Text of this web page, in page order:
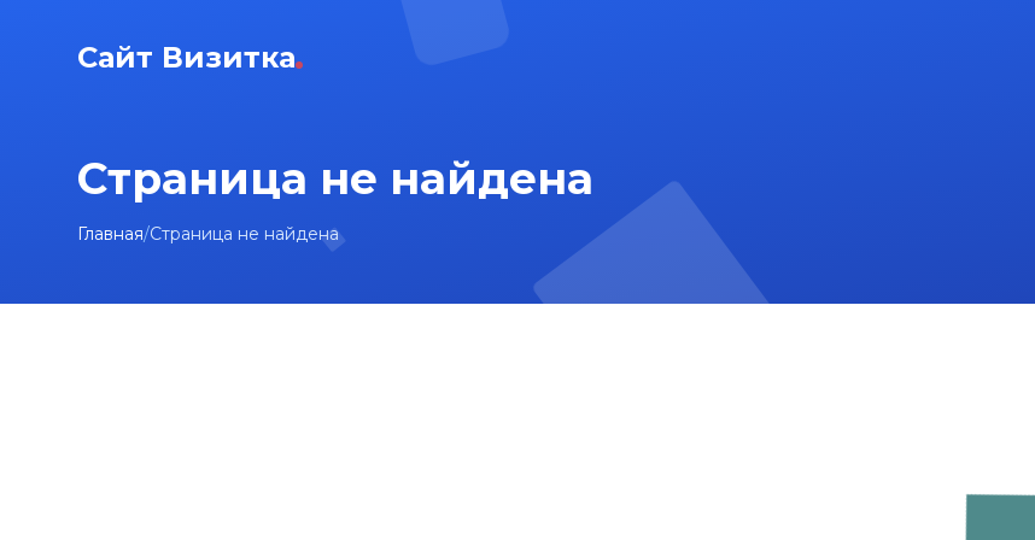
Сайт Визитка
Страница не найдена
Главная/Страница не найдена